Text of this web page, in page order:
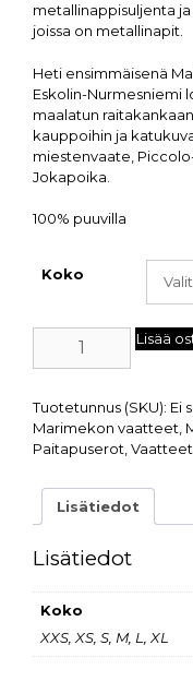
metallinappisuljenta ja
joissa on metallinapit.
Heti ensimmäisenä
Eskolin-Nurmesniemi
maalatun
kauppoihin ja
miestenvaate,
Jokapoika.
100% puuvilla
Koko
Lisää
Tuotetunnus (SKU): Ei
Marimekon vaatteet
Paitapuserot Vaatteet
Lisätiedot
Lisätiedot
Koko
XXS, XS, S, M, L, XL